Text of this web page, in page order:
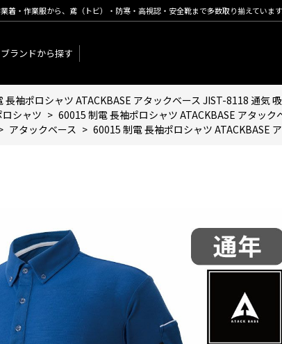
・作業服から、鳶（トビ）・防寒・高視認・安全靴まで多数取り揃えています
ブランドから探す
長袖ポロシャツ ATACKBASE アタックベース JIST-8118 通気
シャツ > 60015 制電 長袖ポロシャツ ATACKBASE アタッ
アタックベース > 60015 制電 長袖ポロシャツ ATACKBASE